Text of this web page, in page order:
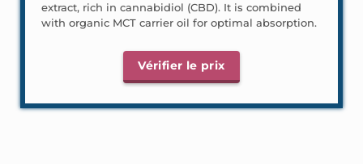
extract, rich in cannabidiol (CBD). It is combined
with organic MCT carrier oil for optimal absorption.
Vérifier le prix